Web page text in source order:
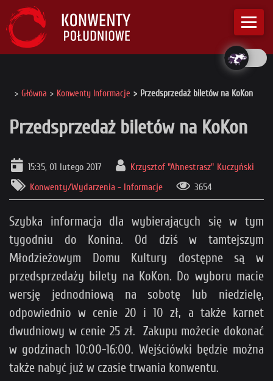
Główna Konwenty Informacje Przedsprzedaż biletów na KoKon
Przedsprzedaż biletów na KoKon
15:35, 01 lutego 2017
Krzysztof "Ahnestrasz" Kuczyński
Konwenty/Wydarzenia - Informacje
3654
Szybka informacja dla wybierających się w tym
tygodniu do Konina. Od dziś w tamtejszym
Młodzieżowym Domu Kultury dostępne są w
przedsprzedaży bilety na KoKon. Do wyboru macie
wersję jednodniową na sobotę lub niedzielę,
odpowiednio w cenie 20 i 10 zł, a także karnet
dwudniowy w cenie 25 zł. Zakupu możecie dokonać
w godzinach 10:00-16:00. Wejściówki będzie można
także nabyć już w czasie trwania konwentu.